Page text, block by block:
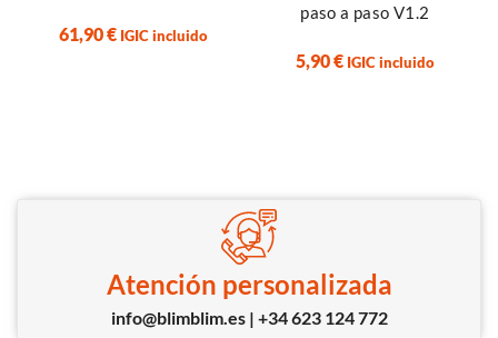
61,90€ IGIC incluido
paso a paso V1.2
5,90€ IGIC incluido
Atención personalizada
info@blimblim.es | +34 623 124 772